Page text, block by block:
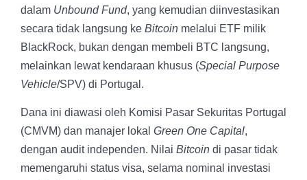
dalam Unbound Fund, yang kemudian diinvestasikan
secara tidak langsung ke Bitcoin melalui ETF milik
BlackRock, bukan dengan membeli BTC langsung,
melainkan lewat kendaraan khusus (Special Purpose
Vehicle/SPV) di Portugal.
Dana ini diawasi oleh Komisi Pasar Sekuritas Portugal
(CMVM) dan manajer lokal Green One Capital,
dengan audit independen. Nilai Bitcoin di pasar tidak
memengaruhi status visa, selama nominal investasi